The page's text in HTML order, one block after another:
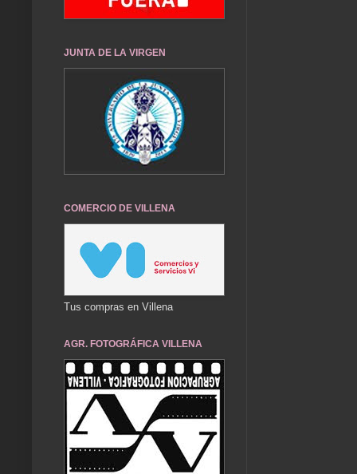
JUNTA DE LA VIRGEN
COMERCIO DE VILLENA
Tus compras en Villena
AGR. FOTOGRÁFICA VILLENA